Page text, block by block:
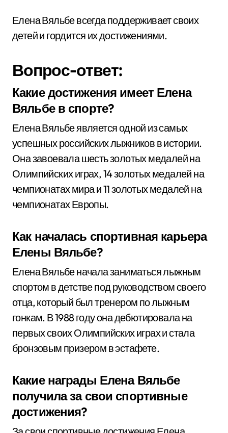
Елена Вяльбе всегда поддерживает своих
детей и гордится их достижениями.
Вопрос-ответ:
Какие достижения имеет Елена
Вяльбе в спорте?
Елена Вяльбе является одной из самых
успешных российских лыжников в истории.
Она завоевала шесть золотых медалей на
Олимпийских играх, 14 золотых медалей на
чемпионатах мира и 11 золотых медалей на
чемпионатах Европы.
Как началась спортивная карьера
Елены Вяльбе?
Елена Вяльбе начала заниматься лыжным
спортом в детстве под руководством своего
отца, который был тренером по лыжным
гонкам. В 1988 году она дебютировала на
первых своих Олимпийских играх и стала
бронзовым призером в эстафете.
Какие награды Елена Вяльбе
получила за свои спортивные
достижения?